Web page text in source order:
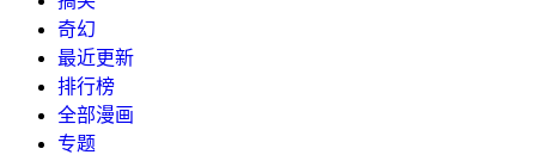
奇幻
最近更新
排行榜
全部漫画
专题